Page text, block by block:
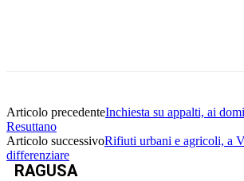
Articolo precedenteInchiesta su appalti, ai
Resuttano
Articolo successivoRifiuti urbani e agricoli, a
differenziare
RAGUSA